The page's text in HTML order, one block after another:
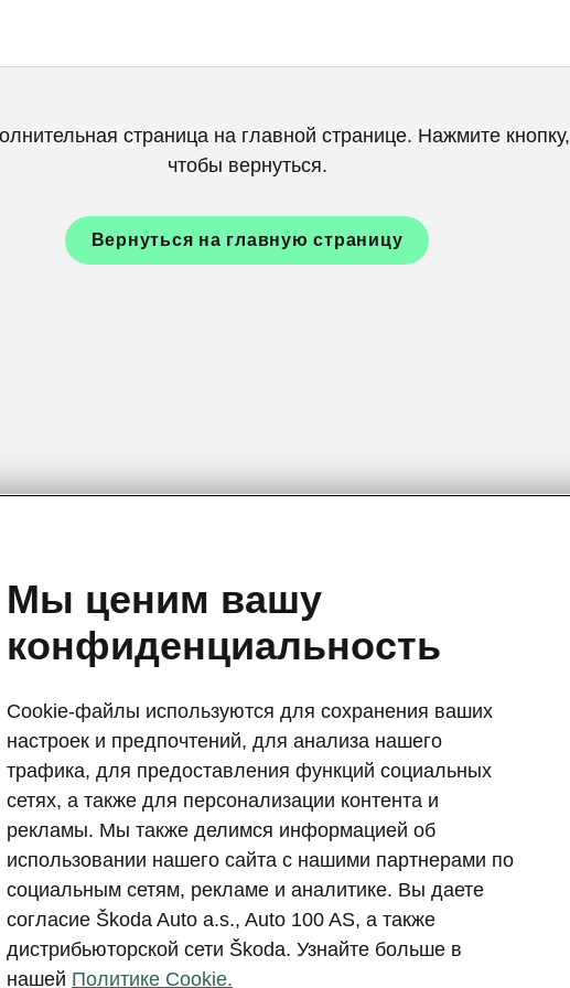
страница на главной странице. Нажмите кнопку,
чтобы вернуться.
Вернуться на главную страницу
Performance: адаптивная подвеска DCC -10 мм/заниженная
подвеска -15 мм.
Мы ценим вашу
конфиденциальность
Cookie-файлы используются для сохранения ваших
настроек и предпочтений, для анализа нашего
трафика, для предоставления функций социальных
сетях, а также для персонализации контента и
рекламы. Мы также делимся информацией об
использовании нашего сайта с нашими партнерами по
социальным сетям, рекламе и аналитике. Вы даете
согласие Škoda Auto a.s., Auto 100 AS, а также
дистрибьюторской сети Škoda. Узнайте больше в
нашей Политике Cookie.